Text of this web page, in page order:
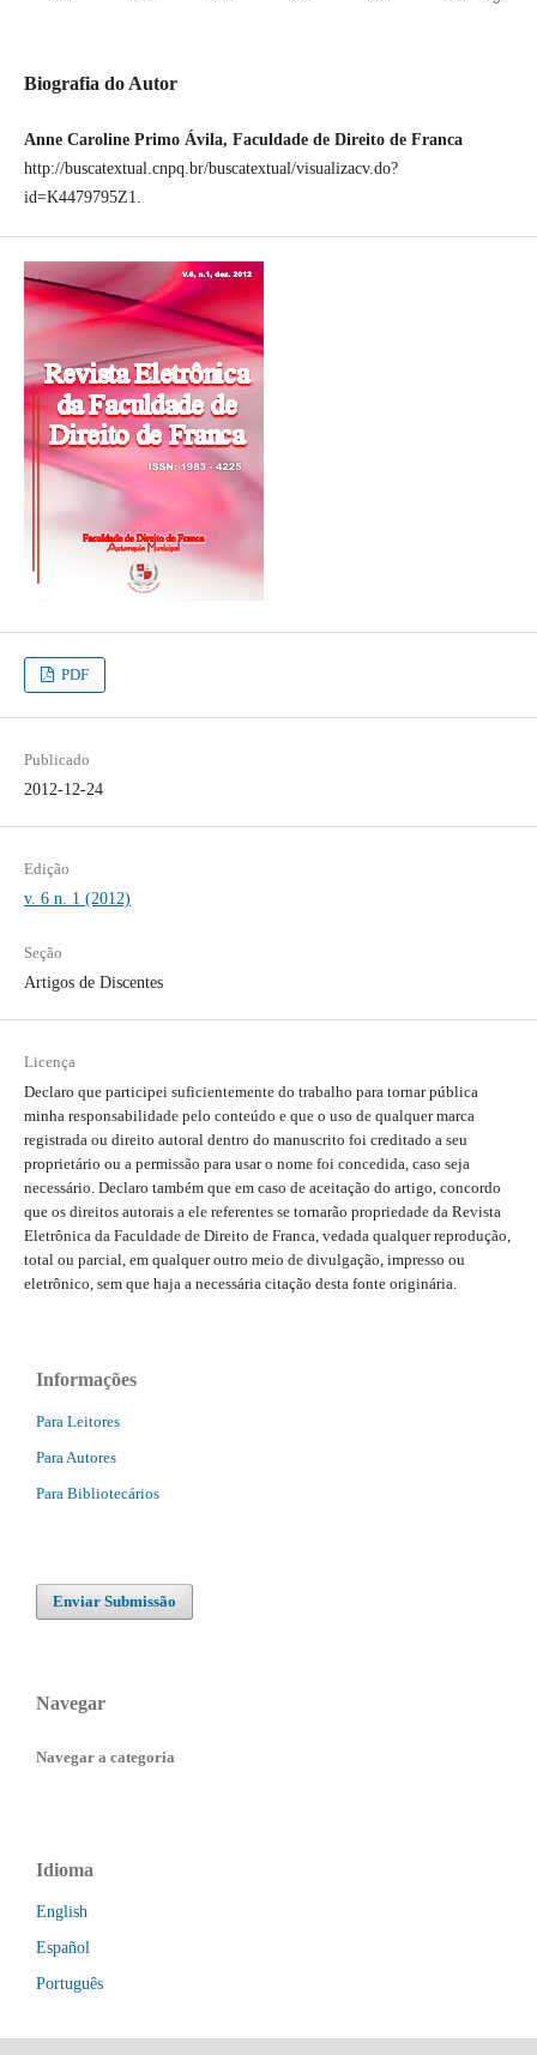
Biografia do Autor
Anne Caroline Primo Ávila, Faculdade de Direito de Franca
http://buscatextual.cnpq.br/buscatextual/visualizacv.do?
id=K4479795Z1.
PDF
Publicado
2012-12-24
Edição
v. 6 n. 1 (2012)
Seção
Artigos de Discentes
Licença
Declaro que participei suficientemente do trabalho para tornar pública
minha responsabilidade pelo conteúdo e que o uso de qualquer marca
registrada ou direito autoral dentro do manuscrito foi creditado a seu
proprietário ou a permissão para usar o nome foi concedida, caso seja
necessário. Declaro também que em caso de aceitação do artigo, concordo
que os direitos autorais a ele referentes se tornarão propriedade da Revista
Eletrônica da Faculdade de Direito de Franca, vedada qualquer reprodução,
total ou parcial, em qualquer outro meio de divulgação, impresso ou
eletrônico, sem que haja a necessária citação desta fonte originária.
Informações
Para Leitores
Para Autores
Para Bibliotecários
Enviar Submissão
Navegar
Navegar a categoria
Idioma
English
Español
Português